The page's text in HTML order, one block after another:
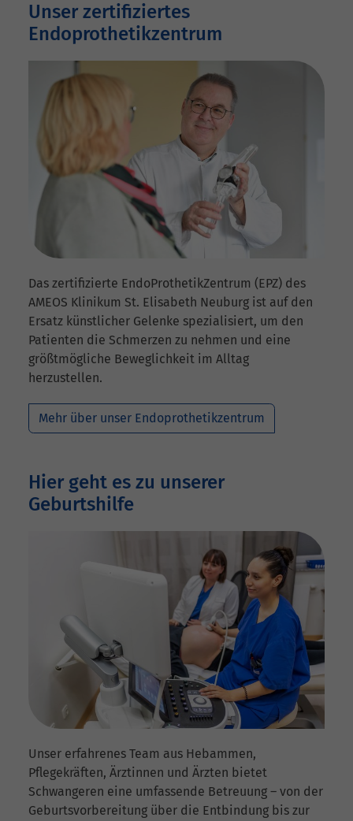
Unser zertifiziertes
Endoprothetikzentrum
Das zertifizierte EndoProthetikZentrum (EPZ) des
AMEOS Klinikum St. Elisabeth Neuburg ist auf den
Ersatz künstlicher Gelenke spezialisiert, um den
Patienten die Schmerzen zu nehmen und eine
größtmögliche Beweglichkeit im Alltag
herzustellen.
Mehr über unser Endoprothetikzentrum
Hier geht es zu unserer
Geburtshilfe
Unser erfahrenes Team aus Hebammen,
Pflegekräften, Ärztinnen und Ärzten bietet
Schwangeren eine umfassende Betreuung – von der
Geburtsvorbereitung über die Entbindung bis zur